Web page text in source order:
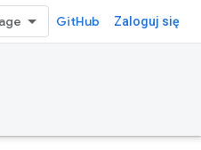
GitHub Zaloguj się